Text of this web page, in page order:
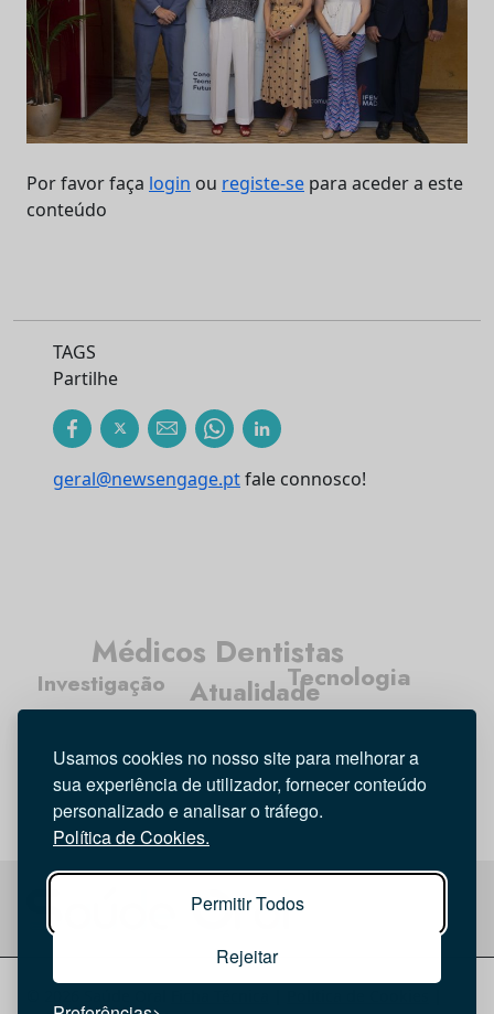
Usamos cookies no nosso site para melhorar a
sua experiência de utilizador, fornecer conteúdo
personalizado e analisar o tráfego.
Política de Cookies.
Permitir Todos
Rejeitar
Por favor faça login ou registe-se para aceder a este
conteúdo
TAGS
Partilhe
geral@newsengage.ptfale connosco!
Atualidade
Médicos Dentistas
Entrevista
Opinião
Tecnologia
Investigação